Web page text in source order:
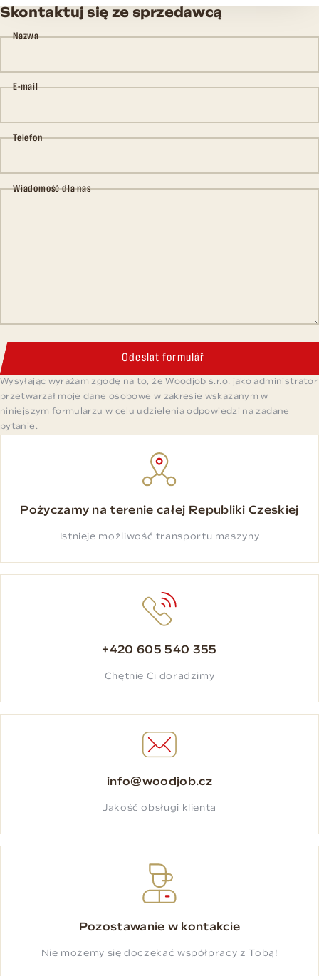
Skontaktuj się ze sprzedawcą
Nazwa
E-mail
Telefon
Wiadomość dla nas
Odeslat formulář
Wysyłając wyrażam zgodę na to, że Woodjob s.r.o. jako administrator
przetwarzał moje dane osobowe w zakresie wskazanym w
niniejszym formularzu w celu udzielenia odpowiedzi na zadane
pytanie.
Pożyczamy na terenie całej Republiki Czeskiej
Istnieje możliwość transportu maszyny
+420 605 540 355
Chętnie Ci doradzimy
info@woodjob.cz
Jakość obsługi klienta
Pozostawanie w kontakcie
Nie możemy się doczekać współpracy z Tobą!